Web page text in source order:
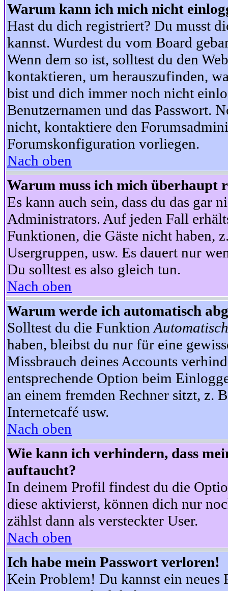
Warum kann ich mich nicht
Hast du dich registriert? Du musst
kannst. Wurdest du vom Board
Wenn dem so ist, solltest du den
kontaktieren, um herauszufinden,
bist und dich immer noch nicht
Benutzernamen und das Passwort.
nicht, kontaktiere den
Forumskonfiguration vorliegen.
Nach oben
Warum muss ich mich überhaupt
Es kann auch sein, dass du das gar
Administrators. Auf jeden Fall
Funktionen, die Gäste nicht haben,
Usergruppen, usw. Es dauert nur
Du solltest es also gleich tun.
Nach oben
Warum werde ich automatisch
Solltest du die Funktion
haben, bleibst du nur für eine
Missbrauch deines Accounts
entsprechende Option beim
an einem fremden Rechner sitzt, z.
Internetcafé usw.
Nach oben
Wie kann ich verhindern, dass
auftaucht?
In deinem Profil findest du die
diese aktivierst, können dich nur
zählst dann als versteckter User.
Nach oben
Ich habe mein Passwort verloren!
Kein Problem! Du kannst ein neues